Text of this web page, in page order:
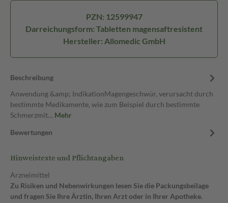
PZN: 12599947
Darreichungsform: Tabletten magensaftresistent
Hersteller: Allomedic GmbH
Beschreibung
Anwendung &amp; IndikationMagengeschwür, verursacht durch
bestimmte Medikamente, wie zum Beispiel durch bestimmte
Schmerzmit… Mehr
Bewertungen
Hinweistexte und Pflichtangaben
Arzneimittel
Zu Risiken und Nebenwirkungen lesen Sie die Packungsbeilage
und fragen Sie Ihre Ärztin, Ihren Arzt oder in Ihrer Apotheke.